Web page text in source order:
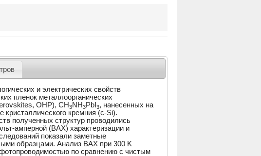
и электрических свойств
пленок металлоорганических
OHP), CH3NH3PbI 3, нанесенных на
кремния (c-Si).
полученных структур проводились
амперной (ВАХ) характеризации и
показали заметные
образцами. Анализ ВАХ при 300 K
по сравнению с чистым